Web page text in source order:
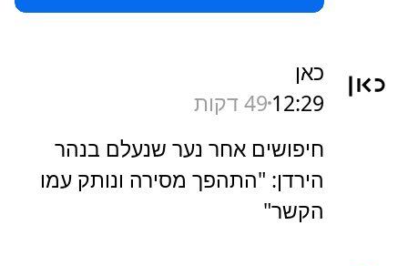
כאן
12:29 49 דקות
חיפושים אחר נער שנעלם בנהר
הירדן: "התהפך מסירה ונותק עמו
הקשר"